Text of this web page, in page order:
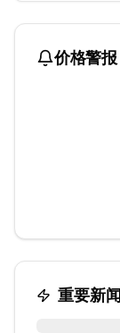
价格警报
重要新闻